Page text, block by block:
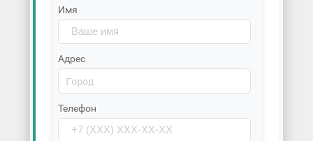
Имя
Адрес
Телефон